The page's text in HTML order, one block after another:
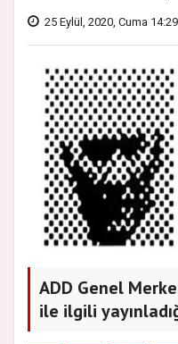
25 Eylül, 2020, Cuma 14:29
ADD Genel
ile ilgili